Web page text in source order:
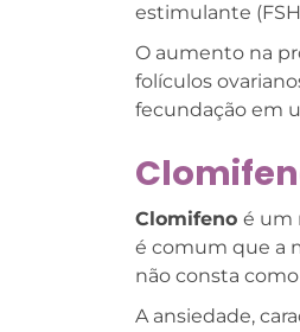
estimulante
O aumento na
folículos
fecundação em
Clomifeno é um
é comum que a
não consta
A ansiedade,